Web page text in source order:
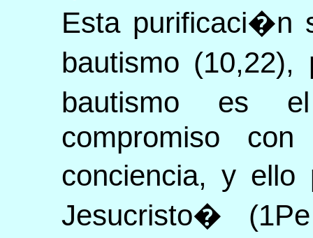
Esta purificaci�n
bautismo
bautismo es
compromiso
conciencia, y
Jesucristo�